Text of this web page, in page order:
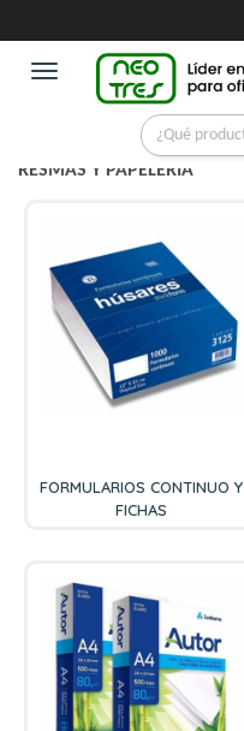
Toggle navigation
RESMAS Y PAPELERIA
FORMULARIOS CONTINUO Y
FICHAS